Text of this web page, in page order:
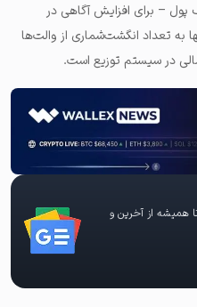
پول – برای افزایش آگاهی در
تعداد انگشت‌شماری از والت‌ها
در سیستم توزیع است.
همیشه از آخرین و